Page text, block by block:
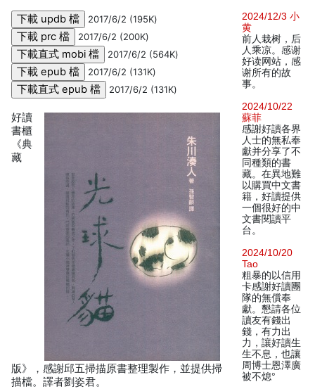
2017/6/2 (195K)
2017/6/2 (200K)
2017/6/2 (564K)
2017/6/2 (131K)
2017/6/2 (131K)
好讀
書櫃
《典
藏
版》，感謝邱五掃描原書整理製作，並提供掃
描檔。譯者劉姿君。
2024/12/3 小
黄
前人栽树，后
人乘凉。感谢
好读网站，感
谢所有的故
事。
2024/10/22
蘇菲
感謝好讀各界
人士的無私奉
獻并分享了不
同種類的書
藏。在異地難
以購買中文書
籍，好讀提供
一個很好的中
文書閱讀平
台。
2024/10/20
Tao
粗暴的以信用
卡感謝好讀團
隊的無償奉
獻。懇請各位
讀友有錢出
錢，有力出
力，讓好讀生
生不息，也讓
周博士恩澤廣
被不熄°